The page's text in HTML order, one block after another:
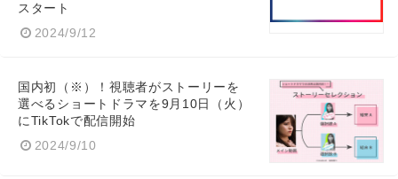
スタート
2024/9/12
国内初（※）！視聴者がストーリーを
選べるショートドラマを9月10日（火）
にTikTokで配信開始
2024/9/10